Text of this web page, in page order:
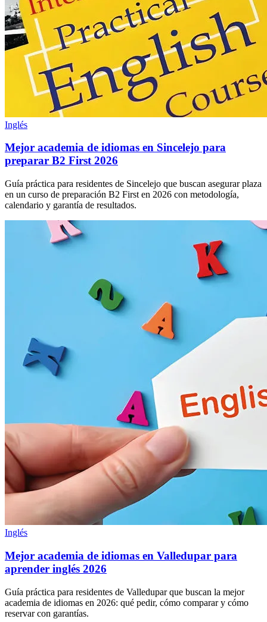
Inglés
Mejor academia de idiomas en Sincelejo para
preparar B2 First 2026
Guía práctica para residentes de Sincelejo que buscan asegurar plaza
en un curso de preparación B2 First en 2026 con metodología,
calendario y garantía de resultados.
Inglés
Mejor academia de idiomas en Valledupar para
aprender inglés 2026
Guía práctica para residentes de Valledupar que buscan la mejor
academia de idiomas en 2026: qué pedir, cómo comparar y cómo
reservar con garantías.